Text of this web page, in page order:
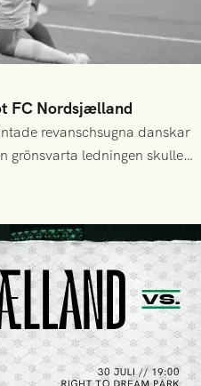
FC Nordsjælland
revanschsugna danskar
grönsvarta ledningen skulle
På lika mark visade
tog slut.